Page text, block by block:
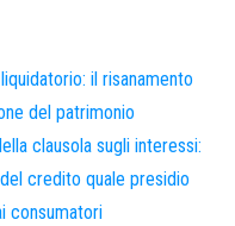
il risanamento
del patrimonio
clausola sugli interessi:
credito quale presidio
consumatori